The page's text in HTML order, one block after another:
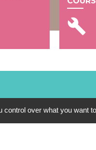
build
over what you want